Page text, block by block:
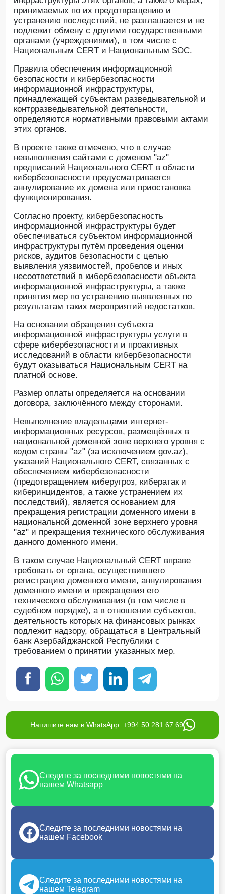
принимаемых по их предотвращению и
устранению последствий, не разглашается и не
подлежит обмену с другими государственными
органами (учреждениями), в том числе с
Национальным CERT и Национальным SOC.
Правила обеспечения информационной
безопасности и кибербезопасности
информационной инфраструктуры,
принадлежащей субъектам разведывательной и
контрразведывательной деятельности,
определяются нормативными правовыми актами
этих органов.
В проекте также отмечено, что в случае
невыполнения сайтами с доменом "az"
предписаний Национального CERT в области
кибербезопасности предусматривается
аннулирование их домена или приостановка
функционирования.
Согласно проекту, кибербезопасность
информационной инфраструктуры будет
обеспечиваться субъектом информационной
инфраструктуры путём проведения оценки
рисков, аудитов безопасности с целью
выявления уязвимостей, пробелов и иных
несоответствий в кибербезопасности объекта
информационной инфраструктуры, а также
принятия мер по устранению выявленных по
результатам таких мероприятий недостатков.
На основании обращения субъекта
информационной инфраструктуры услуги в
сфере кибербезопасности и проактивных
исследований в области кибербезопасности
будут оказываться Национальным CERT на
платной основе.
Размер оплаты определяется на основании
договора, заключённого между сторонами.
Невыполнение владельцами интернет-
информационных ресурсов, размещённых в
национальной доменной зоне верхнего уровня с
кодом страны "az" (за исключением gov.az),
указаний Национального CERT, связанных с
обеспечением кибербезопасности
(предотвращением киберугроз, кибератак и
киберинцидентов, а также устранением их
последствий), является основанием для
прекращения регистрации доменного имени в
национальной доменной зоне верхнего уровня
"az" и прекращения технического обслуживания
данного доменного имени.
В таком случае Национальный CERT вправе
требовать от органа, осуществившего
регистрацию доменного имени, аннулирования
доменного имени и прекращения его
технического обслуживания (в том числе в
судебном порядке), а в отношении субъектов,
деятельность которых на финансовых рынках
подлежит надзору, обращаться в Центральный
банк Азербайджанской Республики с
требованием о принятии указанных мер.
Напишите нам в WhatsApp: +994 50 281 67 69
Следите за последними новостями на
нашем Whatsapp
Следите за последними новостями на
нашем Facebook
Следите за последними новостями на
нашем Telegram